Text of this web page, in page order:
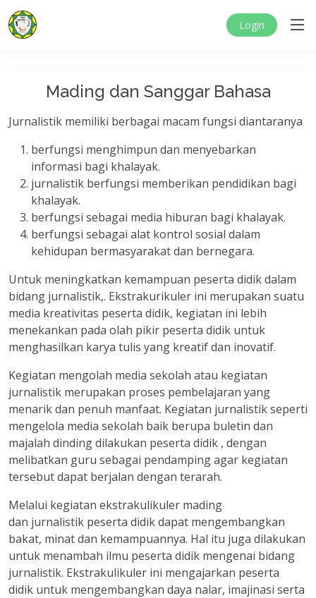
Login
Mading dan Sanggar Bahasa
Jurnalistik memiliki berbagai macam fungsi diantaranya
berfungsi menghimpun dan menyebarkan
informasi bagi khalayak.
jurnalistik berfungsi memberikan pendidikan bagi
khalayak.
berfungsi sebagai media hiburan bagi khalayak.
berfungsi sebagai alat kontrol sosial dalam
kehidupan bermasyarakat dan bernegara.
Untuk meningkatkan kemampuan peserta didik dalam
bidang jurnalistik,. Ekstrakurikuler ini merupakan suatu
media kreativitas peserta didik, kegiatan ini lebih
menekankan pada olah pikir peserta didik untuk
menghasilkan karya tulis yang kreatif dan inovatif.
Kegiatan mengolah media sekolah atau kegiatan
jurnalistik merupakan proses pembelajaran yang
menarik dan penuh manfaat. Kegiatan jurnalistik seperti
mengelola media sekolah baik berupa buletin dan
majalah dinding dilakukan peserta didik , dengan
melibatkan guru sebagai pendamping agar kegiatan
tersebut dapat berjalan dengan terarah.
Melalui kegiatan ekstrakulikuler mading
dan jurnalistik peserta didik dapat mengembangkan
bakat, minat dan kemampuannya. Hal itu juga dilakukan
untuk menambah ilmu peserta didik mengenai bidang
jurnalistik. Ekstrakulikuler ini mengajarkan peserta
didik untuk mengembangkan daya nalar, imajinasi serta